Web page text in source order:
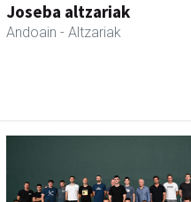
Joseba altzariak
Andoain - Altzariak